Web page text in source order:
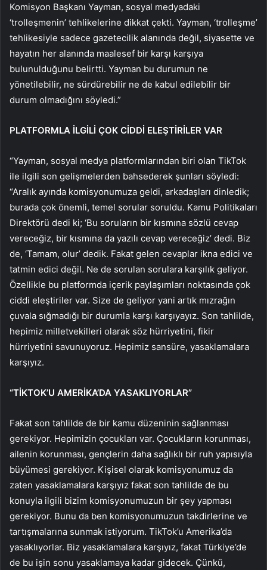
Komisyon Başkanı Yayman, sosyal medyadaki
‘trolleşmenin’ tehlikelerine dikkat çekti. Yayman, ‘trolleşme’
tehlikesiyle sadece gazetecilik alanında değil, siyasette ve
hayatın her alanında maalesef bir karşı karşıya
bulunulduğunu belirtti. Yayman bu durumun ne
yönetilebilir, ne sürdürebilir ne de kabul edilebilir bir
durum olmadığını söyledi.”
PLATFORMLA İLGİLİ ÇOK CİDDİ ELEŞTİRİLER VAR
“Yayman, sosyal medya platformlarından biri olan TikTok
ile ilgili son gelişmelerden bahsederek şunları söyledi:
“Aralık ayında komisyonumuza geldi, arkadaşları dinledik;
burada çok önemli, temel sorular soruldu. Kamu Politikaları
Direktörü dedi ki; ‘Bu soruların bir kısmına sözlü cevap
vereceğiz, bir kısmına da yazılı cevap vereceğiz’ dedi. Biz
de, ‘Tamam, olur’ dedik. Fakat gelen cevaplar ikna edici ve
tatmin edici değil. Ne de sorulan sorulara karşılık geliyor.
Özellikle bu platformda içerik paylaşımları noktasında çok
ciddi eleştiriler var. Size de geliyor yani artık mızrağın
çuvala sığmadığı bir durumla karşı karşıyayız. Son tahlilde,
hepimiz milletvekilleri olarak söz hürriyetini, fikir
hürriyetini savunuyoruz. Hepimiz sansüre, yasaklamalara
karşıyız.
“TİKTOK’U AMERİKA’DA YASAKLIYORLAR”
Fakat son tahlilde de bir kamu düzeninin sağlanması
gerekiyor. Hepimizin çocukları var. Çocukların korunması,
ailenin korunması, gençlerin daha sağlıklı bir ruh yapısıyla
büyümesi gerekiyor. Kişisel olarak komisyonumuz da
zaten yasaklamalara karşıyız fakat son tahlilde de bu
konuyla ilgili bizim komisyonumuzun bir şey yapması
gerekiyor. Bunu da ben komisyonumuzun takdirlerine ve
tartışmalarına sunmak istiyorum. TikTok’u Amerika’da
yasaklıyorlar. Biz yasaklamalara karşıyız, fakat Türkiye’de
de bu işin sonu yasaklamaya kadar gidecek. Çünkü,